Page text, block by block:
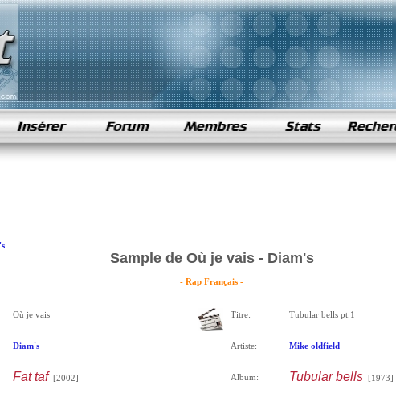
Sample de Où je vais - Diam's
- Rap Français -
Où je vais
Diam's
Fat taf[2002]
Titre: Tubular bells pt.1
Artiste: Mike oldfield
Album: Tubular bells[1973]